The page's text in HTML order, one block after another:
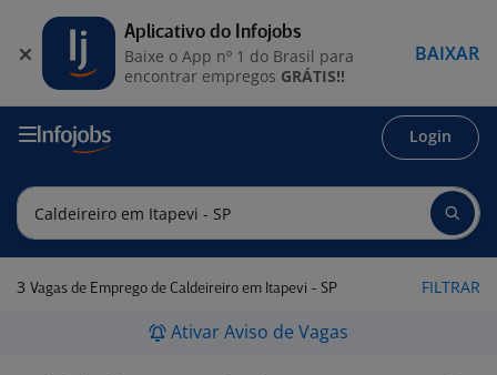
Login
3 Vagas de Emprego de Caldeireiro em Itapevi - SP FILTRAR
Ativar Aviso de Vagas
Aplicativo do Infojobs
Baixe o App nº 1 do Brasil para
encontrar empregos GRÁTIS!!
BAIXAR